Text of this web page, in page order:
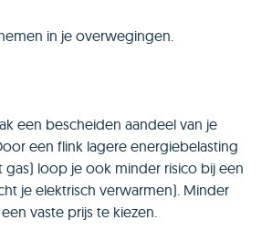
in je overwegingen.
een bescheiden aandeel van je
een flink lagere energiebelasting
gas) loop je ook minder risico bij een
je elektrisch verwarmen). Minder
vaste prijs te kiezen.